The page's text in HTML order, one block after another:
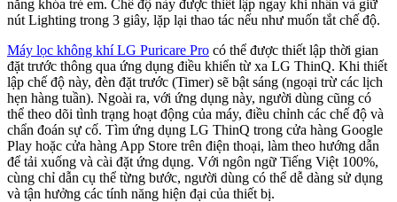
năng khóa trẻ em. Chế độ này được thiết lập ngay khi nhấn và giữ
nút Lighting trong 3 giây, lặp lại thao tác nếu như muốn tắt chế độ.
Máy lọc không khí LG Puricare Pro có thể được thiết lập thời gian
đặt trước thông qua ứng dụng điều khiển từ xa LG ThinQ. Khi thiết
lập chế độ này, đèn đặt trước (Timer) sẽ bật sáng (ngoại trừ các lịch
hẹn hàng tuần). Ngoài ra, với ứng dụng này, người dùng cũng có
thể theo dõi tình trạng hoạt động của máy, điều chỉnh các chế độ và
chẩn đoán sự cố. Tìm ứng dụng LG ThinQ trong cửa hàng Google
Play hoặc cửa hàng App Store trên điện thoại, làm theo hướng dẫn
để tải xuống và cài đặt ứng dụng. Với ngôn ngữ Tiếng Việt 100%,
cùng chỉ dẫn cụ thể từng bước, người dùng có thể dễ dàng sử dụng
và tận hưởng các tính năng hiện đại của thiết bị.